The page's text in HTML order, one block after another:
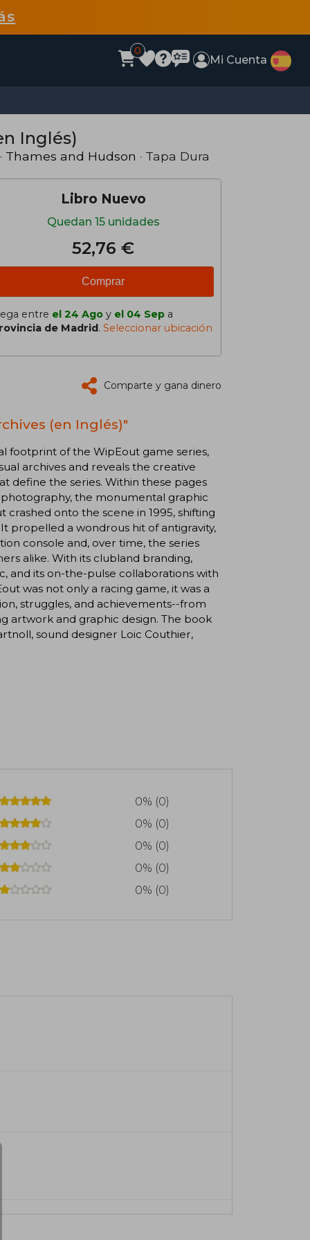
0
Mi Cuenta
Inglés)
· Thames and Hudson · Tapa Dura
Libro Nuevo
Quedan 15 unidades
52,76 €
Comprar
entre el 24 Ago y el 04 Sep a
de Madrid. Seleccionar ubicación
Comparte y gana dinero
(en Inglés)"
footprint of the WipEout game series,
archives and reveals the creative
define the series. Within these pages
the monumental graphic
onto the scene in 1995, shifting
propelled a wondrous hit of antigravity,
console and, over time, the series
alike. With its clubland branding,
and its on-the-pulse collaborations with
was not only a racing game, it was a
struggles, and achievements--from
artwork and graphic design. The book
sound designer Loic Couthier,
0% (0)
0% (0)
0% (0)
0% (0)
0% (0)